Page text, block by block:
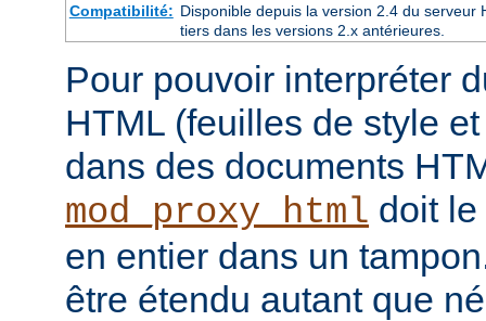
Compatibilité: Disponible depuis la version 2.4 du serveur
tiers dans les versions 2.x antérieures.
Pour pouvoir interpréter
HTML (feuilles de style
dans des documents
mod_proxy_html doit
en entier dans un
être étendu autant que